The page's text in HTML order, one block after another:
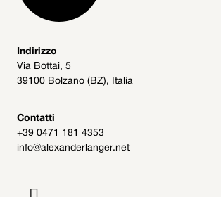
Indirizzo
Via Bottai, 5
39100 Bolzano (BZ), Italia
Contatti
+39 0471 181 4353
info@alexanderlanger.net